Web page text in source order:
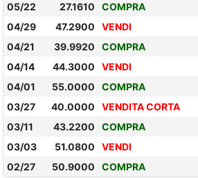
05/22
27.1610 COMPRA
04/29
47.2900 VENDI
04/21
39.9920 COMPRA
04/14
44.3000 VENDI
04/01
55.0000 COMPRA
03/27
40.0000 VENDITA CORTA
03/11
43.2200 COMPRA
03/03
51.0800 VENDI
02/27
50.9000 COMPRA